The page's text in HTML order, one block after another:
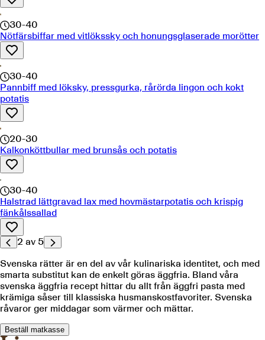
30-40
Nötfärsbiffar med vitlökssky och honungsglaserade morötter
30-40
Pannbiff med löksky, pressgurka, rårörda lingon och kokt
potatis
20-30
Kalkonköttbullar med brunsås och potatis
30-40
Halstrad lättgravad lax med hovmästarpotatis och krispig
fänkålssallad
2 av 5
Svenska rätter är en del av vår kulinariska identitet, och med
smarta substitut kan de enkelt göras äggfria. Bland våra
svenska äggfria recept hittar du allt från äggfri pasta med
krämiga såser till klassiska husmanskostfavoriter. Svenska
råvaror ger middagar som värmer och mättar.
Beställ matkasse